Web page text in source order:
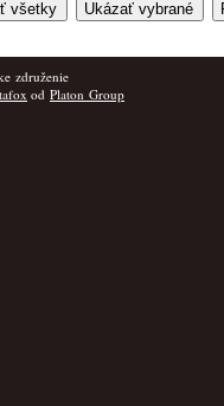
združenie
od Platon Group